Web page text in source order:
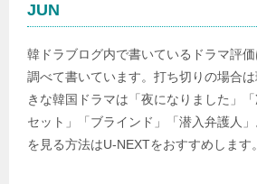
JUN
韓ドラブログ内で書いているドラマ評
調べて書いています。打ち切りの場合
きな韓国ドラマは「夜になりました」
セット」「ブラインド」「潜入弁護人
を見る方法はU-NEXTをおすすめします。